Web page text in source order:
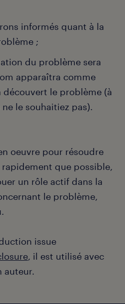
informés quant à la
;
du problème sera
apparaîtra comme
le problème (à
le souhaitiez pas).
oeuvre pour résoudre
que possible,
un rôle actif dans la
le problème,
issue
, il est utilisé avec
auteur.